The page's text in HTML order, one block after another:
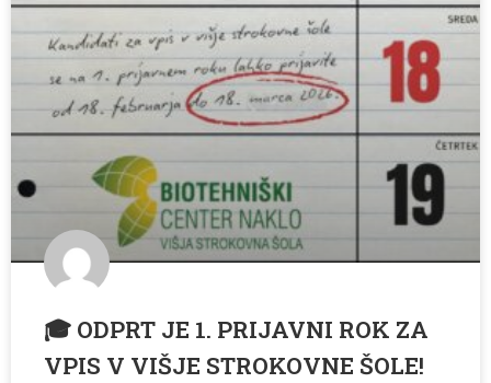
🎓 ODPRT JE 1. PRIJAVNI ROK ZA
VPIS V VIŠJE STROKOVNE ŠOLE!